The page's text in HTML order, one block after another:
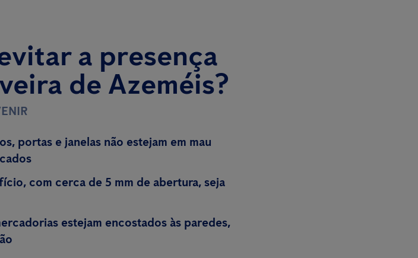
a presença
de Azeméis?
portas e janelas não estejam em mau
com cerca de 5 mm de abertura, seja
estejam encostados às paredes,